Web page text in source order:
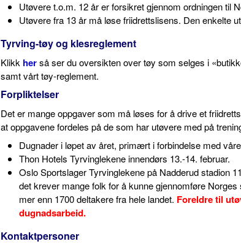
Utøvere t.o.m. 12 år er forsikret gjennom ordningen til
Utøvere fra 13 år må løse friidrettslisens. Den enkelte
Tyrving-tøy og klesreglement
Klikk herså ser du oversikten over tøy som selges i
samt vårt tøy-reglement.
Forpliktelser
Det er mange oppgaver som må løses for å drive et
at oppgavene fordeles på de som har utøvere med på
Dugnader i løpet av året, primært i forbindelse med
Thon Hotels Tyrvinglekene innendørs 13.-14. februar.
Oslo Sportslager Tyrvinglekene på Nadderud stadion
det krever mange folk for å kunne gjennomføre
mer enn 1700 deltakere fra hele landet. Foreldre til
dugnadsarbeid.
Kontaktpersoner